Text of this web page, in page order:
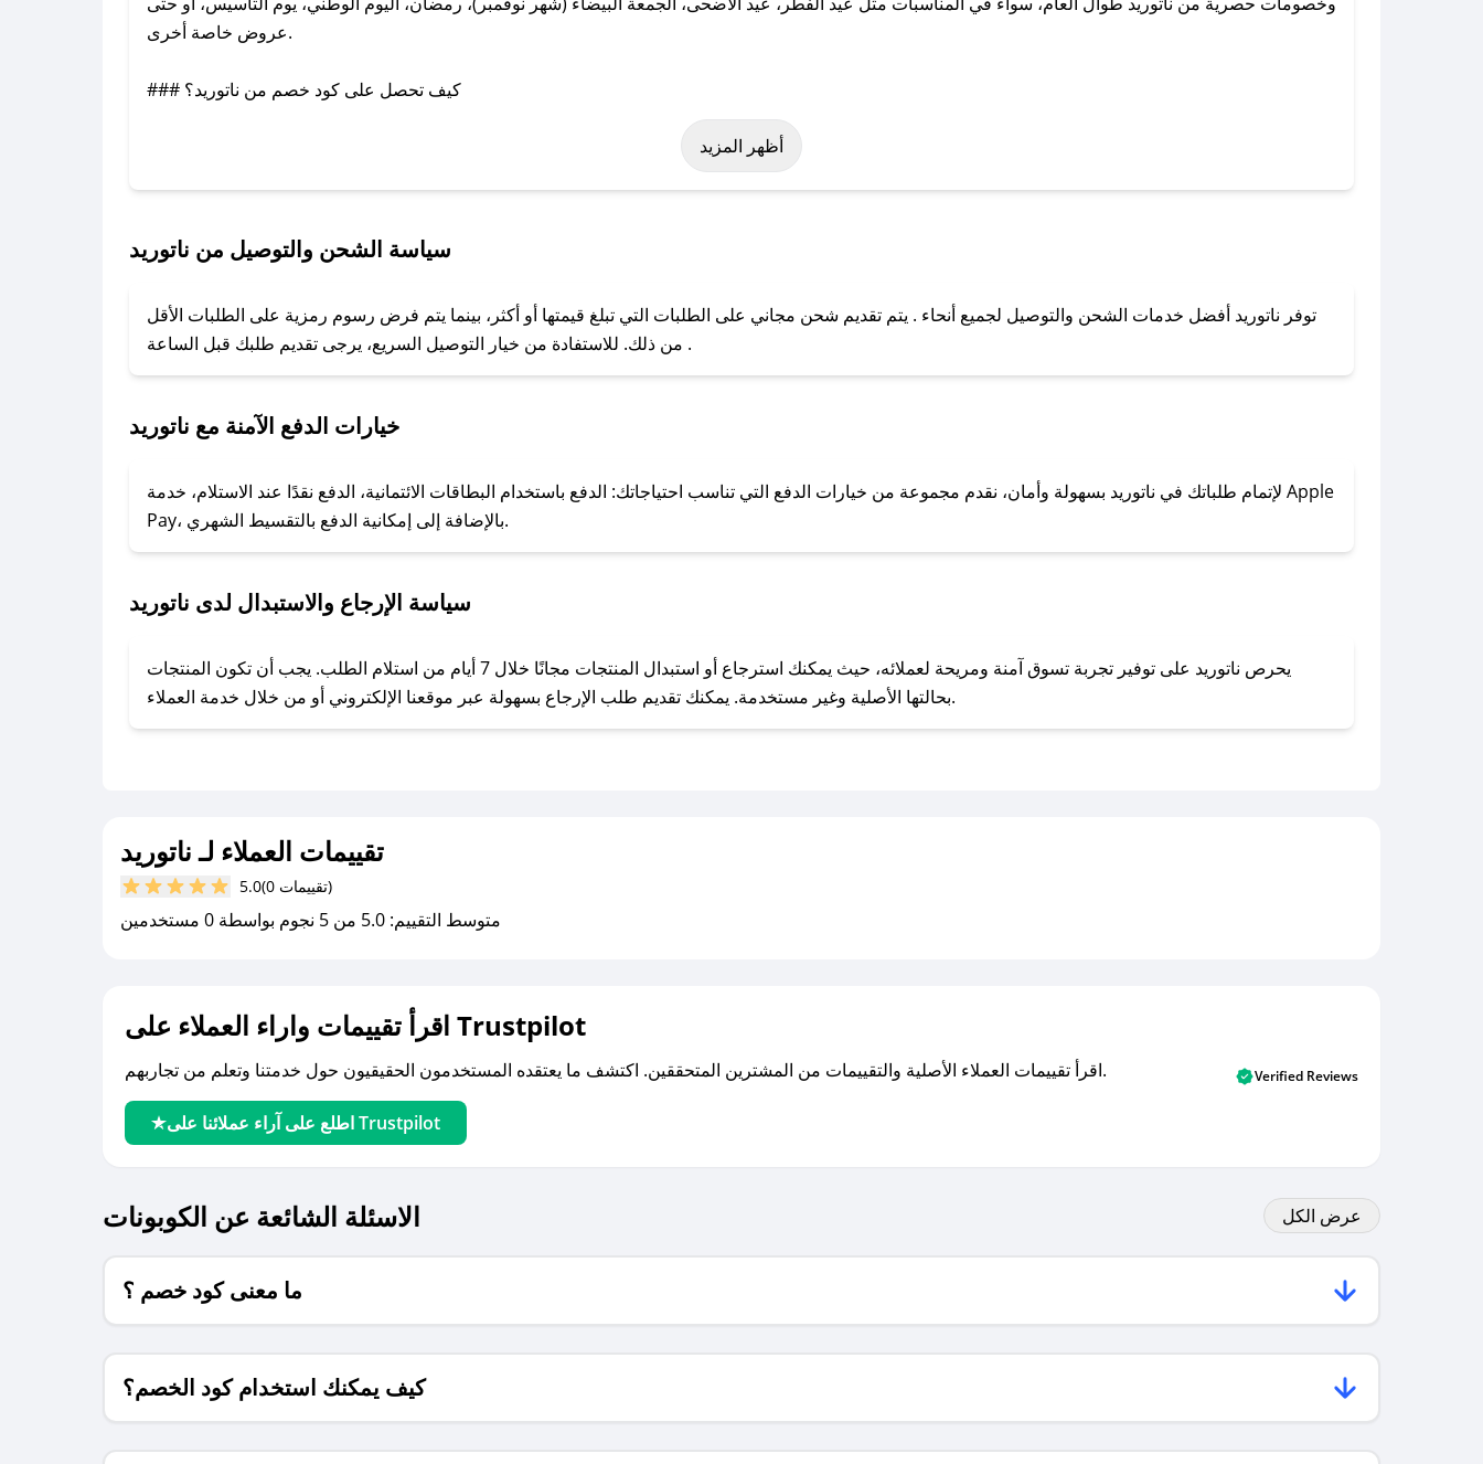
عروض خاصة أخرى.
### كيف تحصل على كود خصم من ناتوريد؟
باستخدام تطبيق صحصح، يمكنك العثور بسهولة على كود خصم ناتوريد. وفي حال عدم توفر الكوبون، تواصل معنا عبر تويتر أو البريد الإلكتروني لإضافته بسرعة.
لا تقلق! يمكنك التواصل مع فريق دعم صحصح عبر الرسائل الخاصة على تويتر أو البريد الإلكتروني، وسنقوم بحل المشكلة في أسرع وقت ممكن.
### ماذا أفعل إذا لم أجد كود خصم لمتجري المفضل؟
للحصول على كوبونات وخصومات حصرية، قم بما يلي:
- اضغط على أيقونة متابعة لمتجر ناتوريد في تطبيق صحصح.
- تابع حسابنا الرسمي على تويتر وقم بتفعيل زر التنبيهات.
أظهر المزيد
سياسة الشحن والتوصيل من ناتوريد
توفر ناتوريد أفضل خدمات الشحن والتوصيل لجميع أنحاء . يتم تقديم شحن مجاني على الطلبات التي تبلغ قيمتها أو أكثر، بينما يتم فرض رسوم رمزية على الطلبات الأقل
من ذلك. للاستفادة من خيار التوصيل السريع، يرجى تقديم طلبك قبل الساعة .
خيارات الدفع الآمنة مع ناتوريد
لإتمام طلباتك في ناتوريد بسهولة وأمان، نقدم مجموعة من خيارات الدفع التي تناسب احتياجاتك: الدفع باستخدام البطاقات الائتمانية، الدفع نقدًا عند الاستلام، خدمة Apple
Pay، بالإضافة إلى إمكانية الدفع بالتقسيط الشهري.
سياسة الإرجاع والاستبدال لدى ناتوريد
يحرص ناتوريد على توفير تجربة تسوق آمنة ومريحة لعملائه، حيث يمكنك استرجاع أو استبدال المنتجات مجانًا خلال 7 أيام من استلام الطلب. يجب أن تكون المنتجات
بحالتها الأصلية وغير مستخدمة. يمكنك تقديم طلب الإرجاع بسهولة عبر موقعنا الإلكتروني أو من خلال خدمة العملاء.
تقييمات العملاء لـ ناتوريد
5.0 (0 تقييمات)
متوسط التقييم: 5.0 من 5 نجوم بواسطة 0 مستخدمين
اقرأ تقييمات واراء العملاء على Trustpilot
اقرأ تقييمات العملاء الأصلية والتقييمات من المشترين المتحققين. اكتشف ما يعتقده المستخدمون الحقيقيون حول خدمتنا وتعلم من تجاربهم.
اطلع على آراء عملائنا على Trustpilot
Verified Reviews
الاسئلة الشائعة عن الكوبونات عرض الكل
ما معنى كود خصم ؟
كيف يمكنك استخدام كود الخصم؟